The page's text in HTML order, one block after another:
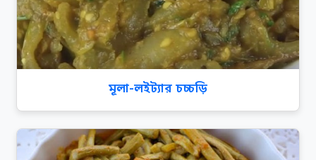
মূলা-লইট্যার চচ্চড়ি